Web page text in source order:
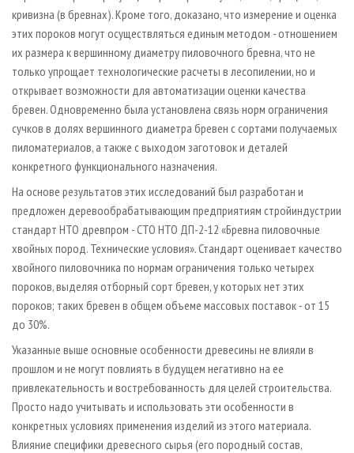
кривизна (в бревнах). Кроме того, доказано, что измерение и оценка
этих пороков могут осуществляться единым методом - отношением
их размера к вершинному диаметру пиловочного бревна, что не
только упрощает технологические расчеты в лесопилении, но и
открывает возможности для автоматизации оценки качества
бревен. Одновременно была установлена связь норм ограничения
сучков в долях вершинного диаметра бревен с сортами получаемых
пиломатериалов, а также с выходом заготовок и деталей
конкретного функционального назначения.
На основе результатов этих исследований был разработан и
предложен деревообрабатывающим предприятиям стройиндустрии
стандарт НТО древпром - СТО НТО ДП-2-12 «Бревна пиловочные
хвойных пород. Технические условия». Стандарт оценивает качество
хвойного пиловочника по нормам ограничения только четырех
пороков, выделяя отборный сорт бревен, у которых нет этих
пороков; таких бревен в общем объеме массовых поставок - от 15
до 30%.
Указанные выше основные особенности древесины не влияли в
прошлом и не могут повлиять в будущем негативно на ее
привлекательность и востребованность для целей строительства.
Просто надо учитывать и использовать эти особенности в
конкретных условиях применения изделий из этого материала.
Влияние специфики древесного сырья (его породный состав,